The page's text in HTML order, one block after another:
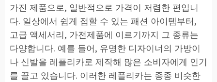
가진 제품으로, 일반적으로 가격이 저렴한 편입니
다. 일상에서 쉽게 접할 수 있는 패션 아이템부터,
고급 액세서리, 가전제품에 이르기까지 그 종류는
다양합니다. 예를 들어, 유명한 디자이너의 가방이
나 신발을 레플리카로 제작해 많은 소비자에게 인기
를 끌고 있습니다. 이러한 레플리카는 종종 비슷한